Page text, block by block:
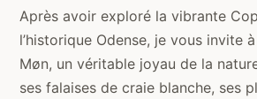
Après avoir exploré la vibrante
l’historique Odense, je vous invite
Møn, un véritable joyau de la
ses falaises de craie blanche, ses